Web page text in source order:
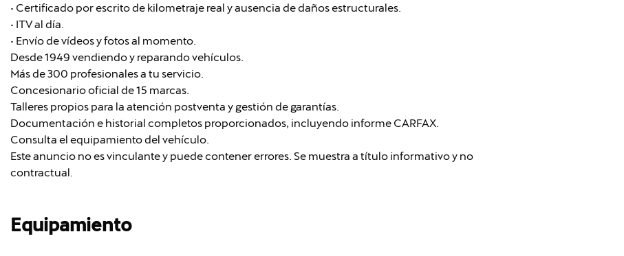
• Certificado por escrito de kilometraje real y ausencia de daños estructurales.
• ITV al día.
• Envío de vídeos y fotos al momento.
Desde 1949 vendiendo y reparando vehículos.
Más de 300 profesionales a tu servicio.
Concesionario oficial de 15 marcas.
Talleres propios para la atención postventa y gestión de garantías.
Documentación e historial completos proporcionados, incluyendo informe CARFAX.
Consulta el equipamiento del vehículo.
Este anuncio no es vinculante y puede contener errores. Se muestra a título informativo y no
contractual.
Equipamiento